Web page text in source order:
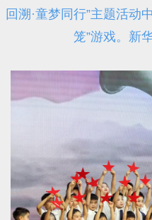
回溯·童梦同行”主题活动
笼”游戏。新